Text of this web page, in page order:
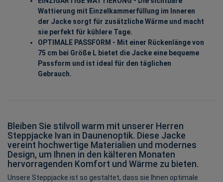
Wattierung mit Einzelkammerfüllung im Inneren
der Jacke sorgt für zusätzliche Wärme und macht
sie perfekt für kühlere Tage.
OPTIMALE PASSFORM - Mit einer Rückenlänge von
75 cm bei Größe L bietet die Jacke eine bequeme
Passform und ist ideal für den täglichen
Gebrauch.
Bleiben Sie stilvoll warm mit unserer Herren
Steppjacke Ivan in Daunenoptik. Diese Jacke
vereint hochwertige Materialien und modernes
Design, um Ihnen in den kälteren Monaten
hervorragenden Komfort und Wärme zu bieten.
Unsere Steppjacke ist so gestaltet, dass sie Ihnen optimale